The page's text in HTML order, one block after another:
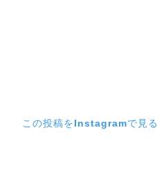
この投稿をInstagramで見る